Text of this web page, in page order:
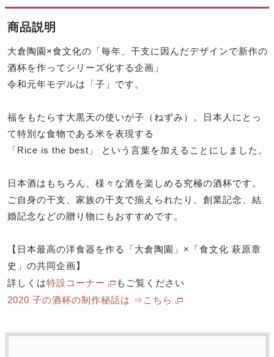
商品説明
大倉陶園×食文化の「毎年、干支に因んだデザインで新作の
酒杯を作ってシリーズ化する企画」
令和元年モデルは「子」です。
福をもたらす大黒天の使いが子（ねずみ）。日本人にとっ
て特別な食物である米を表現する
「Rice is the best」 という言葉を加えることにしました。
日本酒はもちろん、様々な酒を楽しめる究極の酒杯です。
ご自身の干支、家族の干支で揃えられたり、創業記念、結
婚記念などの贈り物にもおすすめです。
【日本最高の洋食器を作る「大倉陶園」×「食文化 萩原章
史」の共同企画】
詳しくは特設コーナー
もご覧ください
2020 子の酒杯の制作秘話は ⇒こちら